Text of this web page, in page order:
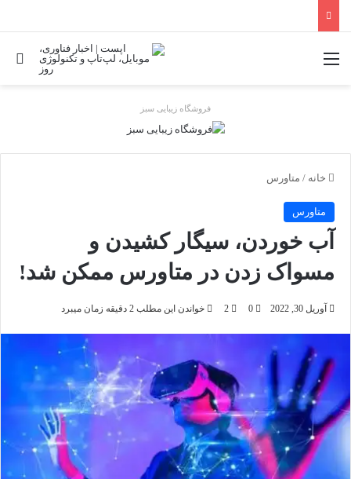
فروشگاه زیبایی سبز
خانه / متاورس
متاورس
آب خوردن، سیگار کشیدن و
مسواک زدن در متاورس ممکن شد!
آوریل 30, 2022 0
2 خواندن این مطلب 2 دقیقه زمان میبرد